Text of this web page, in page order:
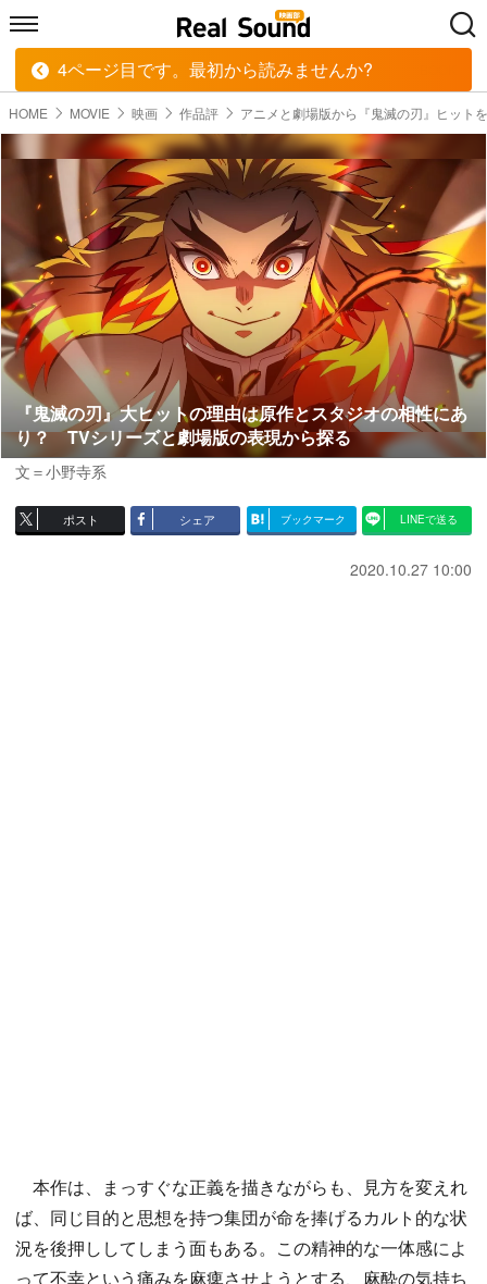
HOME MUSIC MOVIE TECH
HOME MOVIE 映画 作品評 アニメと劇場版から『鬼滅の刃』ヒット
『鬼滅の刃』大ヒットの理由は原作とスタジオの相性にあ
り？ TVシリーズと劇場版の表現から探る
文＝小野寺系
ポスト シェア ブックマーク LINEで送る
2020.10.27 10:00
本作は、まっすぐな正義を描きながらも、見方を変えれ
ば、同じ目的と思想を持つ集団が命を捧げるカルト的な状
況を後押ししてしまう面もある。この精神的な一体感によ
って不幸という痛みを麻痺させようとする、麻酔の気持ち
4ページ目です。最初から読みませんか?